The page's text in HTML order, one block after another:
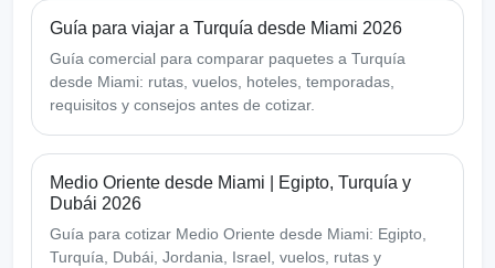
Guía para viajar a Turquía desde Miami 2026
Guía comercial para comparar paquetes a Turquía
desde Miami: rutas, vuelos, hoteles, temporadas,
requisitos y consejos antes de cotizar.
Medio Oriente desde Miami | Egipto, Turquía y
Dubái 2026
Guía para cotizar Medio Oriente desde Miami: Egipto,
Turquía, Dubái, Jordania, Israel, vuelos, rutas y